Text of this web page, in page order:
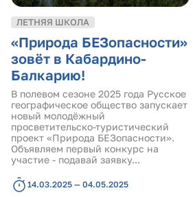
ЛЕТНЯЯ ШКОЛА
«Природа БЕЗопасности»
зовёт в Кабардино-
Балкарию!
В полевом сезоне 2025 года Русское
географическое общество запускает
новый молодёжный
просветительско-туристический
проект «Природа БЕЗопасности».
Объявляем первый конкурс на
участие - подавай заявку...
14.03.2025 — 04.05.2025